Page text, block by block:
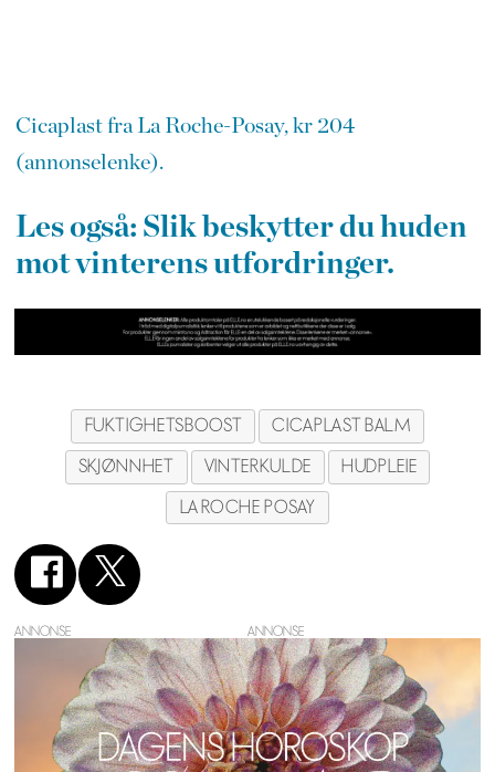
Cicaplast fra La Roche-Posay, kr 204
(annonselenke).
Les også: Slik beskytter du huden
mot vinterens utfordringer.
FUKTIGHETSBOOST
CICAPLAST BALM
SKJØNNHET
VINTERKULDE
HUDPLEIE
LA ROCHE POSAY
ANNONSE